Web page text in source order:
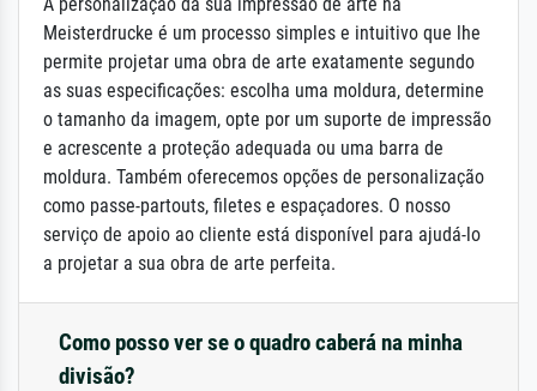
Meisterdrucke é um processo simples e intuitivo que lhe
permite projetar uma obra de arte exatamente segundo
as suas especificações: escolha uma moldura, determine
o tamanho da imagem, opte por um suporte de impressão
e acrescente a proteção adequada ou uma barra de
moldura. Também oferecemos opções de personalização
como passe-partouts, filetes e espaçadores. O nosso
serviço de apoio ao cliente está disponível para ajudá-lo
a projetar a sua obra de arte perfeita.
Como posso ver se o quadro caberá na minha
divisão?